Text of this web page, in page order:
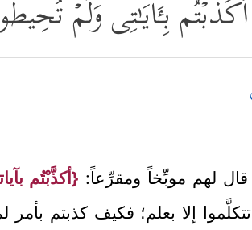
بِـَٔایَـٰتِی وَلَمۡ
لهم موبِّخاً ومقرِّعاً: {أكذَّبْتُم
إلا بعلم؛ فكيف كذبتم بأمر